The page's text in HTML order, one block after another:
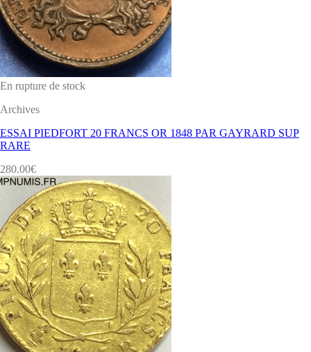
En rupture de stock
Archives
ESSAI PIEDFORT 20 FRANCS OR 1848 PAR GAYRARD SUP
RARE
280.00€